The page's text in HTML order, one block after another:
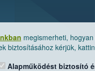
megismerheti,
biztosításához kérjük,
Alapműködést biztosító
Nemzeti